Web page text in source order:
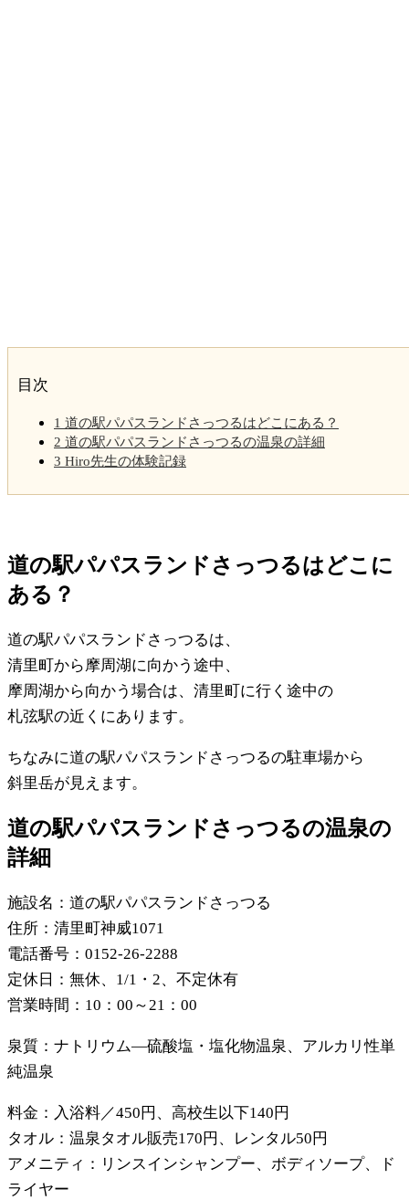
目次
1 道の駅パパスランドさっつるはどこにある？
2 道の駅パパスランドさっつるの温泉の詳細
3 Hiro先生の体験記録
道の駅パパスランドさっつるはどこに
ある？
道の駅パパスランドさっつるは、
清里町から摩周湖に向かう途中、
摩周湖から向かう場合は、清里町に行く途中の
札弦駅の近くにあります。
ちなみに道の駅パパスランドさっつるの駐車場から
斜里岳が見えます。
道の駅パパスランドさっつるの温泉の
詳細
施設名：道の駅パパスランドさっつる
住所：清里町神威1071
電話番号：0152-26-2288
定休日：無休、1/1・2、不定休有
営業時間：10：00～21：00
泉質：ナトリウム―硫酸塩・塩化物温泉、アルカリ性単
純温泉
料金：入浴料／450円、高校生以下140円
タオル：温泉タオル販売170円、レンタル50円
アメニティ：リンスインシャンプー、ボディソープ、ド
ライヤー